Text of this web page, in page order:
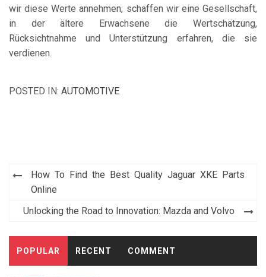
wir diese Werte annehmen, schaffen wir eine Gesellschaft,
in der ältere Erwachsene die Wertschätzung,
Rücksichtnahme und Unterstützung erfahren, die sie
verdienen.
POSTED IN: AUTOMOTIVE
Post
navigation
How To Find the Best Quality Jaguar XKE Parts
Online
Unlocking the Road to Innovation: Mazda and Volvo
POPULAR RECENT COMMENT